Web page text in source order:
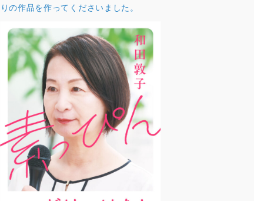
りの作品を作ってくださいました。